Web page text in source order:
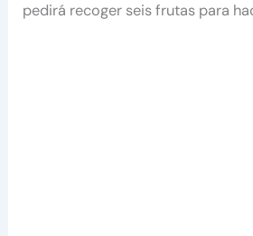
pedirá recoger seis frutas para